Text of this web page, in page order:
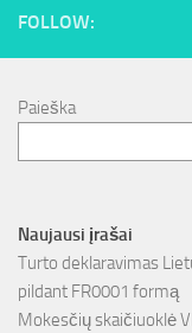
FOLLOW:
Paieška
Naujausi įrašai
Turto deklaravimas
pildant FR0001 formą
Mokesčių skaičiuoklė